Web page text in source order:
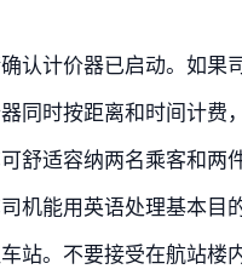
认计价器已启动。如果
同时按距离和时间计费
舒适容纳两名乘客和
机能用英语处理基本目
站。不要接受在航站